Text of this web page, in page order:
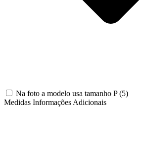
Na foto a modelo usa tamanho P(5)
Medidas Informações Adicionais